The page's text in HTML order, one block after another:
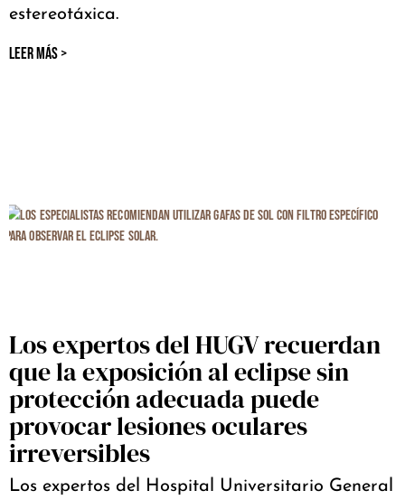
estereotáxica.
LEER MÁS >
Los expertos del HUGV recuerdan
que la exposición al eclipse sin
protección adecuada puede
provocar lesiones oculares
irreversibles
Los expertos del Hospital Universitario General